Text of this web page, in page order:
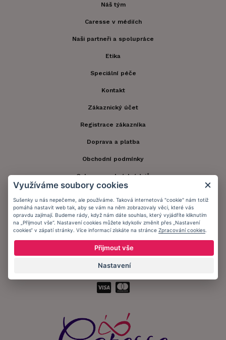
Náš tým
Caresse v médiích
Naši partneři a spolupráce
Etika
Speciální péče
Kontakt
Zákaznický účet
Registrace zákazníka
Doprava a platba
Obchodní podmínky
Ochrana osobních údajů
Zůstaňte s námi v kontaktu.
Přijímáme platby:
Využíváme soubory cookies
Sušenky u nás nepečeme, ale používáme. Taková internetová "cookie" nám totiž
pomáhá nastavit web tak, aby se vám na něm zobrazovaly věci, které vás
opravdu zajímají. Budeme rády, když nám dáte souhlas, který vyjádříte kliknutím
na „Přijmout vše“. Nastavení cookies můžete kdykoliv změnit přes „Nastavení
cookies“ v zápatí stránky. Více informací získáte na stránce Zpracování cookies
Přijmout vše
Nastavení